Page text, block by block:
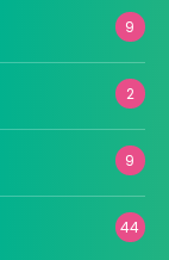
9
2
9
44